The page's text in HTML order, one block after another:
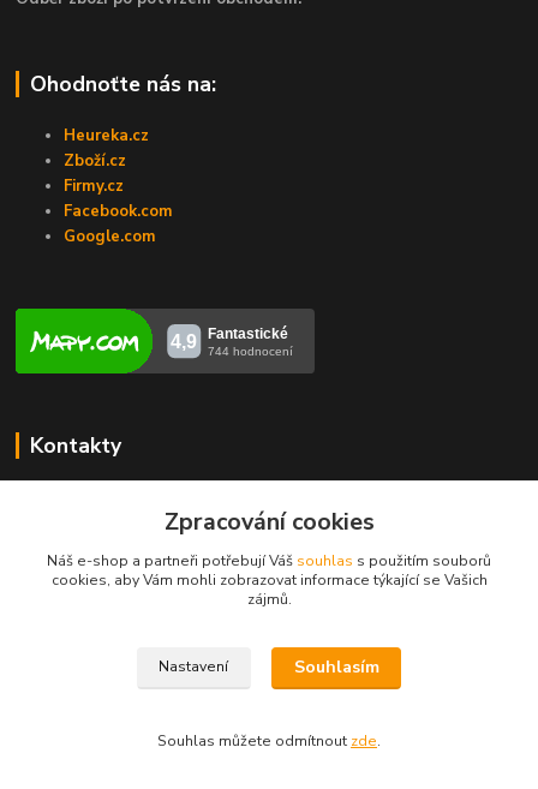
Ohodnoťte nás na:
Heureka.cz
Zboží.cz
Firmy.cz
Facebook.com
Google.com
Kontakty
+420731448913
info@opravakotlu.cz
Zpracování cookies
Náš e-shop a partneři potřebují Váš souhlas s použitím souborů
cookies, aby Vám mohli zobrazovat informace týkající se Vašich
zájmů.
Nastavení Souhlasím
Souhlas můžete odmítnout zde.